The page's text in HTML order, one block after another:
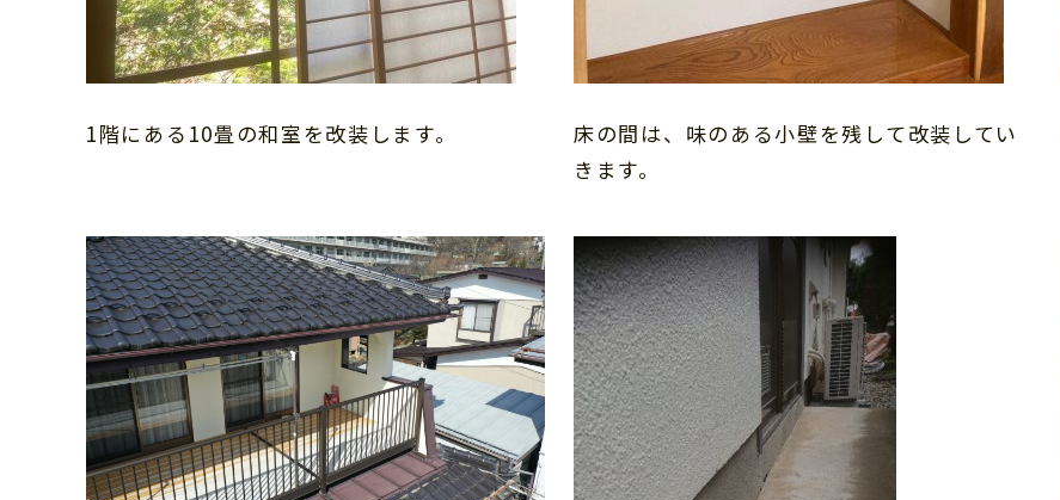
1階にある10畳の和室を改装します。
床の間は、味のある小壁を残して改装してい
きます。